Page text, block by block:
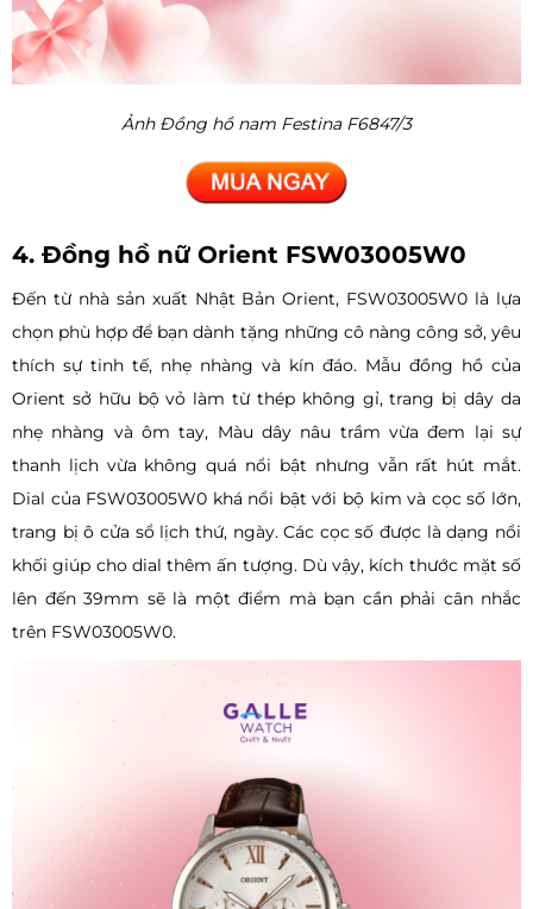
Ảnh Đồng hồ nam Festina F6847/3
4. Đồng hồ nữ Orient FSW03005W0
Đến từ nhà sản xuất Nhật Bản Orient, FSW03005W0 là lựa
chọn phù hợp để bạn dành tặng những cô nàng công sở, yêu
thích sự tinh tế, nhẹ nhàng và kín đáo. Mẫu đồng hồ của
Orient sở hữu bộ vỏ làm từ thép không gỉ, trang bị dây da
nhẹ nhàng và ôm tay, Màu dây nâu trầm vừa đem lại sự
thanh lịch vừa không quá nổi bật nhưng vẫn rất hút mắt.
Dial của FSW03005W0 khá nổi bật với bộ kim và cọc số lớn,
trang bị ô cửa sổ lịch thứ, ngày. Các cọc số được là dạng nổi
khối giúp cho dial thêm ấn tượng. Dù vậy, kích thước mặt số
lên đến 39mm sẽ là một điểm mà bạn cần phải cân nhắc
trên FSW03005W0.